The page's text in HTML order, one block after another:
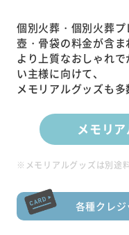
個別火葬・個別火葬
壺・骨袋の料金が含ま
より上質なおしゃれ
い主様に向けて、
メモリアルグッズも多
メモリ
※メモリアルグッズは別途
各種クレ